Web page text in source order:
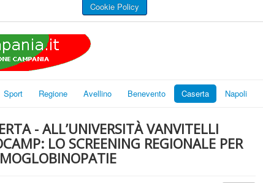
Cookie Policy
Sport Regione Avellino Benevento Caserta Napoli
- ALL’UNIVERSITÀ VANVITELLI
LO SCREENING REGIONALE PER